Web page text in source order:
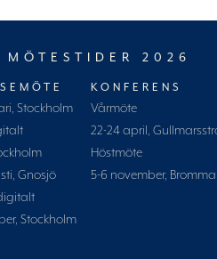
MÖTESTIDER 2026
Stockholm
Gnosjö
Stockholm
KONFERENS
Vårmöte
22-24 april,
Höstmöte
5-6 november, Bromma